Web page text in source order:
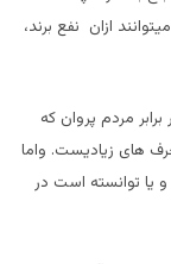
ازان نفع برند،
مردم پروان که
های زیادیست. واما
یا توانسته است در